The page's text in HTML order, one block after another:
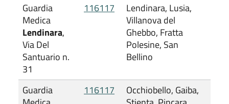
Guardia
Medica
Lendinara,
Via Del
Santuario n.
31
116117
Lendinara, Lusia,
Villanova del
Ghebbo, Fratta
Polesine, San
Bellino
Guardia
116117
Occhiobello, Gaiba,